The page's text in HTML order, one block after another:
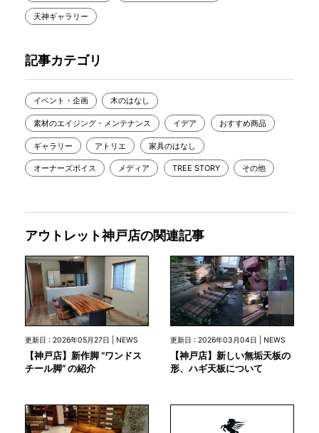
天神ギャラリー
記事カテゴリ
イベント・企画 木のはなし
素材のエイジング・メンテナンス イデア おすすめ商品
ギャラリー アトリエ 家具のはなし
オーナーズボイス メディア TREE STORY その他
アウトレット神戸店の関連記事
更新日 : 2026年05月27日 | NEWS
【神戸店】新作脚 “ワンドス
チール脚” の紹介
更新日 : 2026年03月04日 | NEWS
【神戸店】新しい無垢天板の
形、ハギ天板について